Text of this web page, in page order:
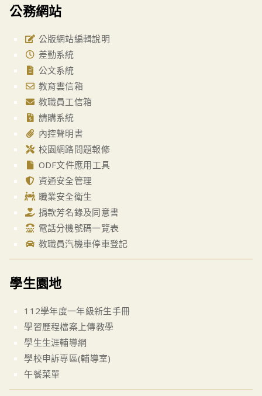
公務網站
公版網站編輯說明
差勤系統
公文系統
教育雲信箱
教職員工信箱
請購系統
內控聲明書
校園網路問題報修
ODF文件應用工具
資通安全管理
職業安全衛生
捐款芳名錄及同意書
電話分機號碼一覽表
教職員汽機車停車登記
學生園地
112學年度一年級新生手冊
學習歷程檔案上傳教學
學生生涯輔導網
學校申訴專區(輔導室)
午餐菜單